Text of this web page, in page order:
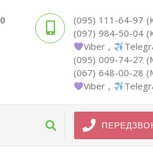
(095) 111-64-97
(097) 984-50-04
Viber ,
(095) 009-74-27
(067) 648-00-28
Viber ,